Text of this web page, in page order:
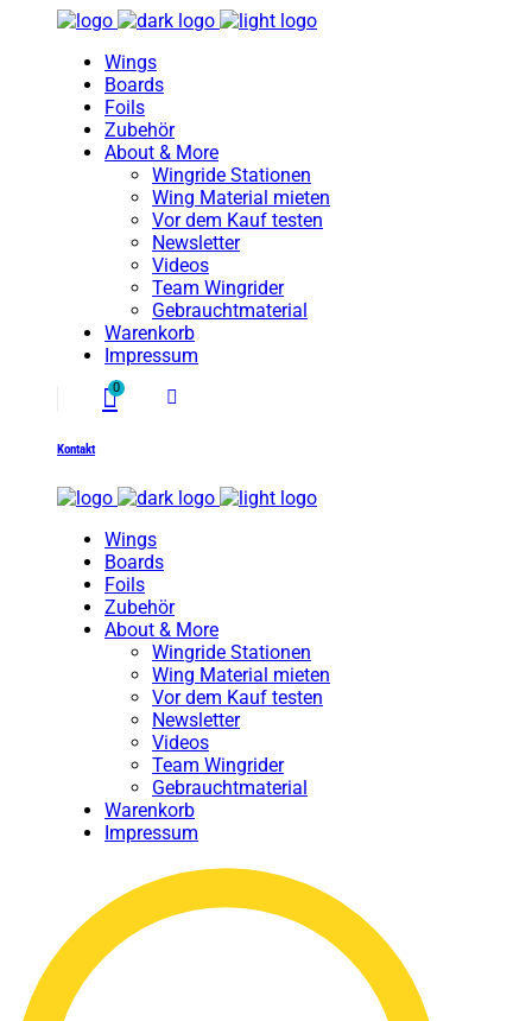
Wings
Boards
Foils
Zubehör
About & More
Wingride Stationen
Wing Material mieten
Vor dem Kauf testen
Newsletter
Videos
Team Wingrider
Gebrauchtmaterial
Warenkorb
Impressum
0
No products in the cart.
Kontakt
Wings
Boards
Foils
Zubehör
About & More
Wingride Stationen
Wing Material mieten
Vor dem Kauf testen
Newsletter
Videos
Team Wingrider
Gebrauchtmaterial
Warenkorb
Impressum